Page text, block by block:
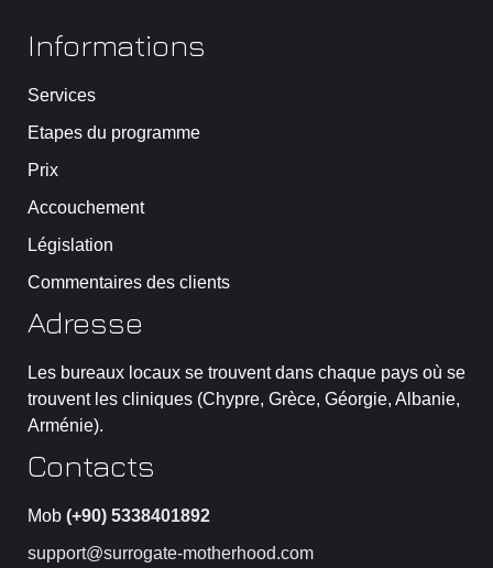
Informations
Services
Etapes du programme
Prix
Accouchement
Législation
Commentaires des clients
Adresse
Les bureaux locaux se trouvent dans chaque pays où se
trouvent les cliniques (Chypre, Grèce, Géorgie, Albanie,
Arménie).
Contacts
Mob (+90) 5338401892
support@surrogate-motherhood.com